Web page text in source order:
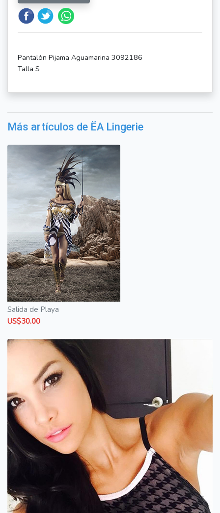
Pantalón Pijama Aguamarina 3092186
Talla S
Más artículos de ËA Lingerie
Salida de Playa
US$30.00